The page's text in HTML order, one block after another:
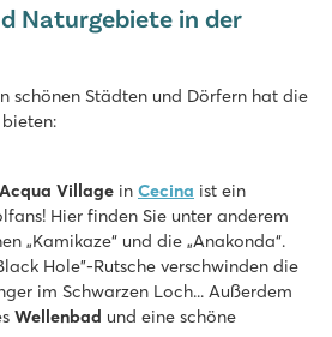
Naturgebiete in der
schönen Städten und Dörfern hat die
Village in Cecina ist ein
Hier finden Sie unter anderem
„Kamikaze“ und die „Anakonda“.
Hole"-Rutsche verschwinden die
im Schwarzen Loch... Außerdem
Wellenbad und eine schöne